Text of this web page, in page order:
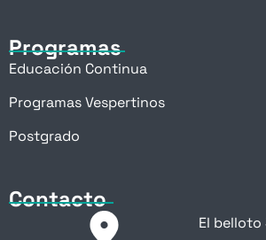
Programas
Educación Continua
Programas Vespertinos
Postgrado
Contacto
El belloto